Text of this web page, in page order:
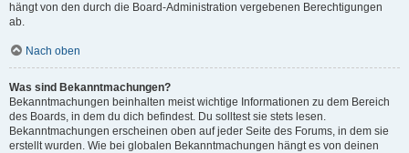
hängt von den durch die Board-Administration vergebenen Berechtigungen
ab.
Nach oben
Was sind Bekanntmachungen?
Bekanntmachungen beinhalten meist wichtige Informationen zu dem Bereich
des Boards, in dem du dich befindest. Du solltest sie stets lesen.
Bekanntmachungen erscheinen oben auf jeder Seite des Forums, in dem sie
erstellt wurden. Wie bei globalen Bekanntmachungen hängt es von deinen